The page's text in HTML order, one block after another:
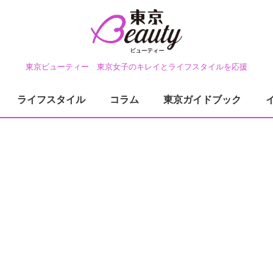
東京ビューティー 東京女子のキレイとライフスタイルを応援
ライフスタイル コラム 東京ガイドブック